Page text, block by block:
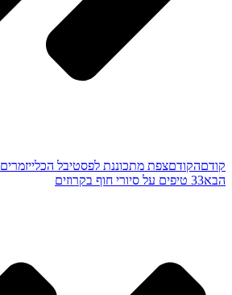
קודםהקודםצפת מתכוננת לפסטיבל הכלייזמרים
הבא33 טיפים על סיורי חוף בקרוזים